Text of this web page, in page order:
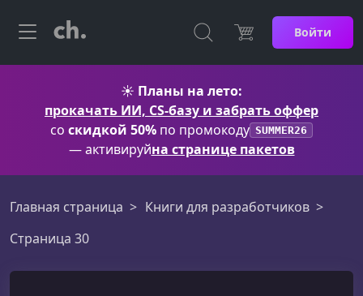
Войти
☀️ Планы на лето:
прокачать ИИ, CS-базу и забрать оффер
со скидкой 50% по промокоду SUMMER26
— активируйна странице пакетов
Главная страница
Книги для разработчиков
Страница 30